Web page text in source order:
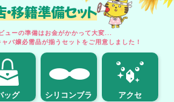
移籍準備セット
ューの準備はお金がかかって大変...
バ嬢必需品が揃うセットをご用意しました！
ッグ シリコンブラ アクセ